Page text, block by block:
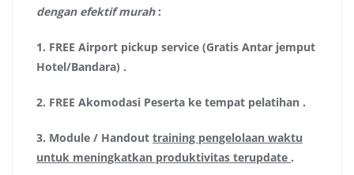
dengan efektif murah :
1. FREE Airport pickup service (Gratis Antar jemput
Hotel/Bandara) .
2. FREE Akomodasi Peserta ke tempat pelatihan .
3. Module / Handout training pengelolaan waktu
untuk meningkatkan produktivitas terupdate .